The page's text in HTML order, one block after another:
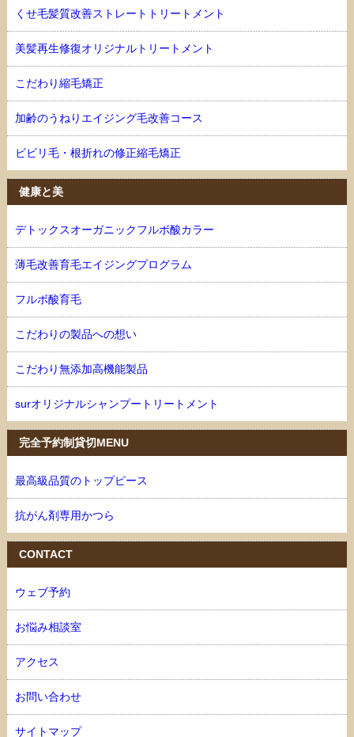
くせ毛髪質改善ストレートトリートメント
美髪再生修復オリジナルトリートメント
こだわり縮毛矯正
加齢のうねりエイジング毛改善コース
ビビリ毛・根折れの修正縮毛矯正
健康と美
デトックスオーガニックフルボ酸カラー
薄毛改善育毛エイジングプログラム
フルボ酸育毛
こだわりの製品への想い
こだわり無添加高機能製品
surオリジナルシャンプートリートメント
完全予約制貸切MENU
最高級品質のトップピース
抗がん剤専用かつら
CONTACT
ウェブ予約
お悩み相談室
アクセス
お問い合わせ
サイトマップ